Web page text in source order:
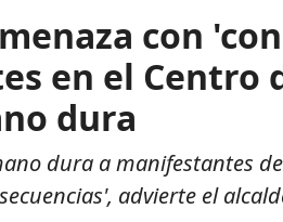
con
en el Centro
dura
dura a manifestantes
advierte el